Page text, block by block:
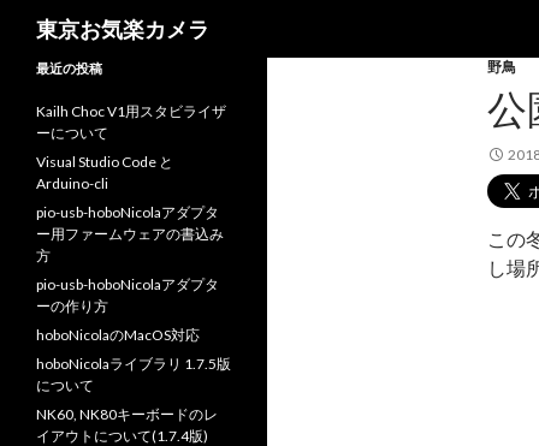
東京お気楽カメラ
野鳥
公
この
し場
最近の投稿
Kailh Choc V1用スタビライザ
ーについて
Visual Studio Code と
Arduino-cli
pio-usb-hoboNicolaアダプタ
ー用ファームウェアの書込み
方
pio-usb-hoboNicolaアダプタ
ーの作り方
hoboNicolaのMacOS対応
hoboNicolaライブラリ 1.7.5版
について
NK60, NK80キーボードのレ
イアウトについて(1.7.4版)